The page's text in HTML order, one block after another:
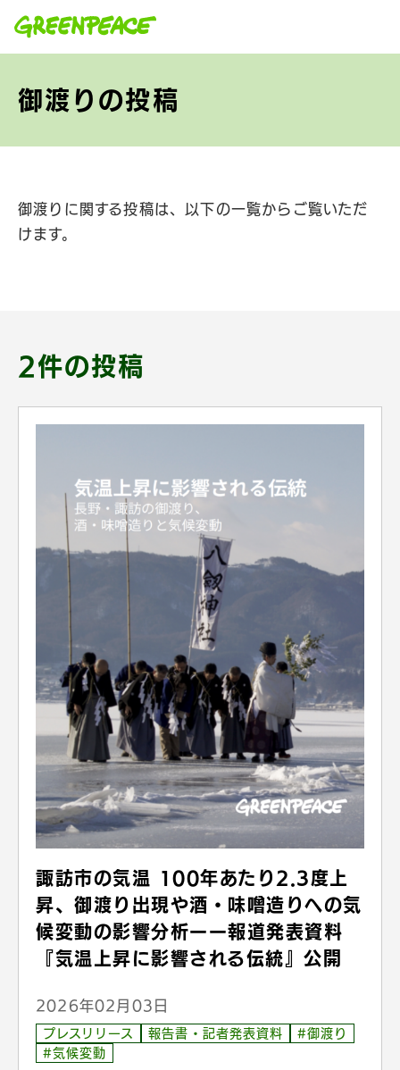
御渡りの投稿
御渡りに関する投稿は、以下の一覧からご覧いただ
けます。
2件の投稿
諏訪市の気温 100年あたり2.3度上
昇、御渡り出現や酒・味噌造りへの気
候変動の影響分析ーー報道発表資料
『気温上昇に影響される伝統』公開
2026年02月03日
プレスリリース 報告書・記者発表資料
#御渡り
#気候変動